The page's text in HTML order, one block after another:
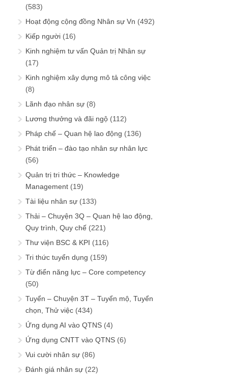
(583)
Hoạt động cộng đồng Nhân sự Vn (492)
Kiếp người (16)
Kinh nghiệm tư vấn Quản trị Nhân sự
(17)
Kinh nghiệm xây dựng mô tả công việc
(8)
Lãnh đạo nhân sự (8)
Lương thưởng và đãi ngộ (112)
Pháp chế – Quan hệ lao động (136)
Phát triển – đào tạo nhân sự nhân lực
(56)
Quản trị tri thức – Knowledge
Management (19)
Tài liệu nhân sự (133)
Thải – Chuyện 3Q – Quan hệ lao động,
Quy trình, Quy chế (221)
Thư viện BSC & KPI (116)
Tri thức tuyển dụng (159)
Từ điển năng lực – Core competency
(50)
Tuyển – Chuyện 3T – Tuyển mộ, Tuyển
chọn, Thử việc (434)
Ứng dụng AI vào QTNS (4)
Ứng dụng CNTT vào QTNS (6)
Vui cười nhân sự (86)
Đánh giá nhân sự (22)